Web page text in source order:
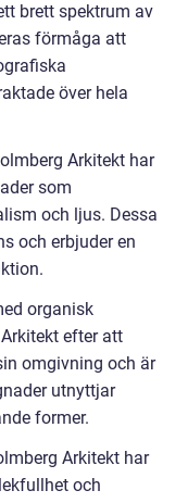
brett spektrum av
förmåga att
över hela
Arkitekt har
som
och ljus. Dessa
och erbjuder en
organisk
efter att
omgivning och är
utnyttjar
former.
Arkitekt har
och